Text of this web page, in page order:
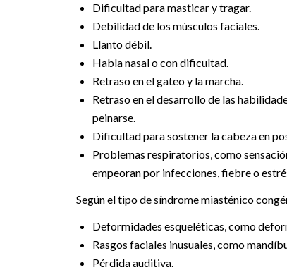
Dificultad para masticar y tragar.
Debilidad de los músculos faciales.
Llanto débil.
Habla nasal o con dificultad.
Retraso en el gateo y la marcha.
Retraso en el desarrollo de las
peinarse.
Dificultad para sostener la cabeza en
Problemas respiratorios, como
empeoran por infecciones, fiebre o
Según el tipo de síndrome miasténico
Deformidades esqueléticas, como
Rasgos faciales inusuales, como
Pérdida auditiva.